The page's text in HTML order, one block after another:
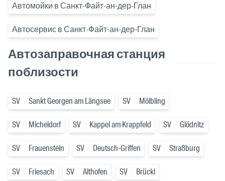
Автомойки в Санкт-Файт-ан-дер-Глан
Автосервис в Санкт-Файт-ан-дер-Глан
Автозаправочная станция
поблизости
SV Sankt Georgen am Längsee SV Mölbling
SV Micheldorf SV Kappel am Krappfeld SV Glödnitz
SV Frauenstein SV Deutsch-Griffen SV Straßburg
SV Friesach SV Althofen SV Brückl